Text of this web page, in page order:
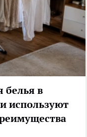
белья в
используют